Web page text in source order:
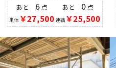
あと 6 点
単体 ￥27,500
あと 0点
連結￥25,500